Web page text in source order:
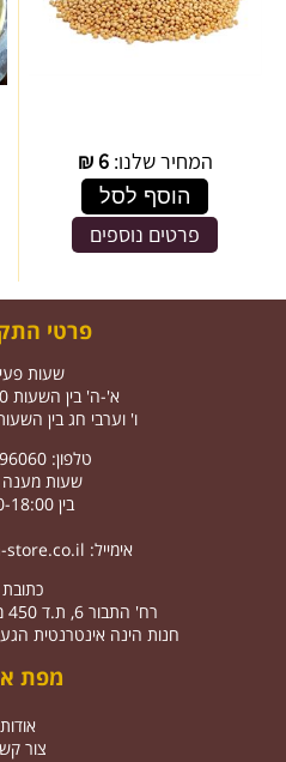
המחיר שלנו:6
₪
הוסף לסל
פרטים נוספים
פרטי
שעות
א'-ה' בין השעות 10:00-18:00
ו' וערבי חג בין השעות 09:00-
טלפון: 054-2196060
שעות מענה
בין 10:00-18:00
אימייל: store.co.il
רח' התבור 6, ת.ד 450 מושב שער אפריים.
חנות הינה אינטרנטית
מפת
אודות
צור